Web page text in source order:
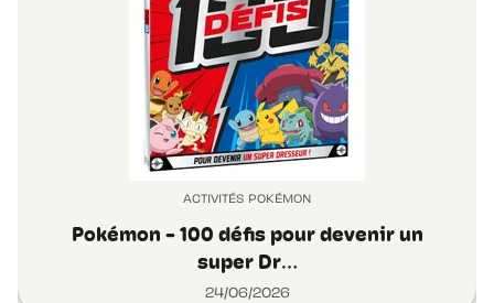
ACTIVITÉS POKÉMON
Pokémon - 100 défis pour devenir un
super Dr…
24/06/2026